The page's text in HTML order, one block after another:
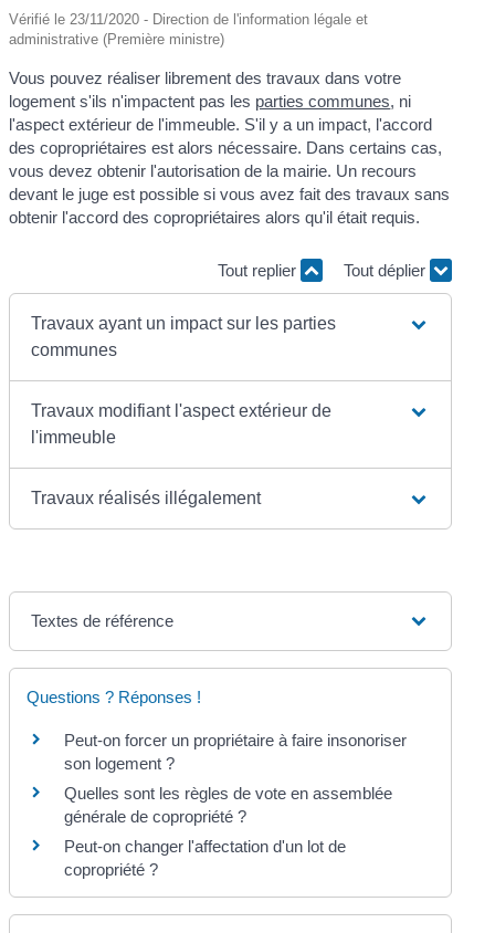
Vérifié le 23/11/2020 - Direction de l'information légale et
administrative (Première ministre)
Vous pouvez réaliser librement des travaux dans votre
logement s'ils n'impactent pas les parties communes, ni
l'aspect extérieur de l'immeuble. S'il y a un impact, l'accord
des copropriétaires est alors nécessaire. Dans certains cas,
vous devez obtenir l'autorisation de la mairie. Un recours
devant le juge est possible si vous avez fait des travaux sans
obtenir l'accord des copropriétaires alors qu'il était requis.
Tout replier Tout déplier
Travaux ayant un impact sur les parties
communes
Travaux modifiant l'aspect extérieur de
l'immeuble
Travaux réalisés illégalement
Textes de référence
Questions ? Réponses !
Peut-on forcer un propriétaire à faire insonoriser
son logement ?
Quelles sont les règles de vote en assemblée
générale de copropriété ?
Peut-on changer l'affectation d'un lot de
copropriété ?